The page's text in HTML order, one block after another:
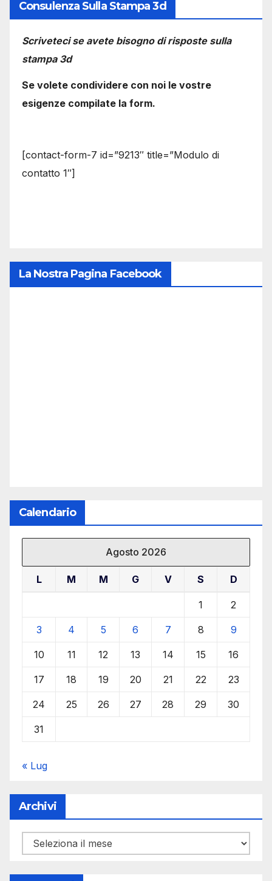
Consulenza Sulla Stampa 3d
Scriveteci se avete bisogno di risposte sulla
stampa 3d
Se volete condividere con noi le vostre
esigenze compilate la form.
[contact-form-7 id=”9213″ title=”Modulo di
contatto 1″]
La Nostra Pagina Facebook
Calendario
Agosto 2026
L M M G V S D
1 2
3 4 5 6 7 8 9
10 11 12 13 14 15 16
17 18 19 20 21 22 23
24 25 26 27 28 29 30
31
« Lug
Archivi
Archivi